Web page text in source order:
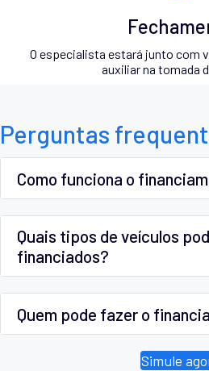
O especialista estará junto com
auxiliar na tomada
Perguntas
Como funciona o
Quais tipos de veículos
financiados?
Quem pode fazer o
Simule